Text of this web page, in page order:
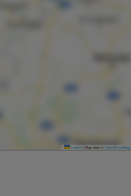
Leaflet| Map data ©OpenStreetMap